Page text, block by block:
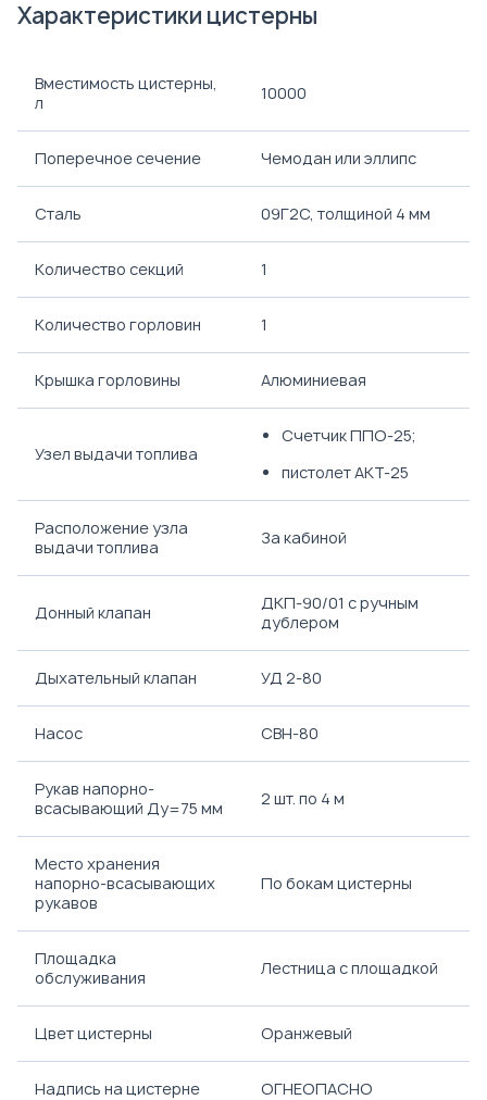
Характеристики цистерны
Вместимость цистерны,
л
10000
Поперечное сечение Чемодан или эллипс
Сталь 09Г2С, толщиной 4 мм
Количество секций 1
Количество горловин 1
Крышка горловины Алюминиевая
Узел выдачи топлива
Счетчик ППО-25;
пистолет АКТ-25
Расположение узла
выдачи топлива
За кабиной
Донный клапан
ДКП-90/01 с ручным
дублером
Дыхательный клапан УД 2-80
Насос СВН-80
Рукав напорно-
всасывающий Ду=75 мм
2 шт. по 4 м
Место хранения
напорно-всасывающих
рукавов
По бокам цистерны
Площадка
обслуживания
Лестница с площадкой
Цвет цистерны Оранжевый
Надпись на цистерне ОГНЕОПАСНО